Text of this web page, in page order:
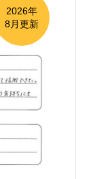
2026年
8月更新